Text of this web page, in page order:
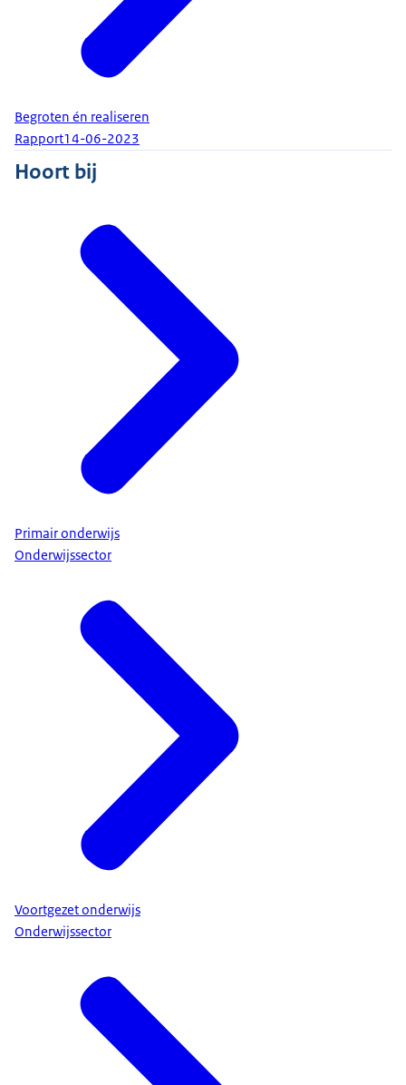
Begroten én realiseren
Rapport14-06-2023
Hoort bij
Primair onderwijs
Onderwijssector
Voortgezet onderwijs
Onderwijssector